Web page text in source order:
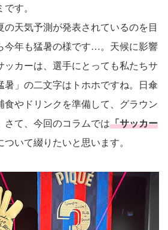
す。
の天気予測が発表されているのを目
今年も猛暑の様です…。天候に影響
ッカーは、選手にとっても私たちサ
暑」の二文字はトホホですね。日傘
食やドリンクを準備して、グラウン
さて、今回のコラムでは「サッカー
ついて綴りたいと思います。